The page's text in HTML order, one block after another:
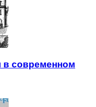
в современном